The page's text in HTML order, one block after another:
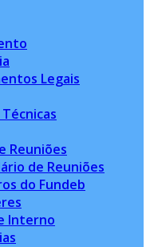
Legais
Reuniões
de Reuniões
do Fundeb
Interno